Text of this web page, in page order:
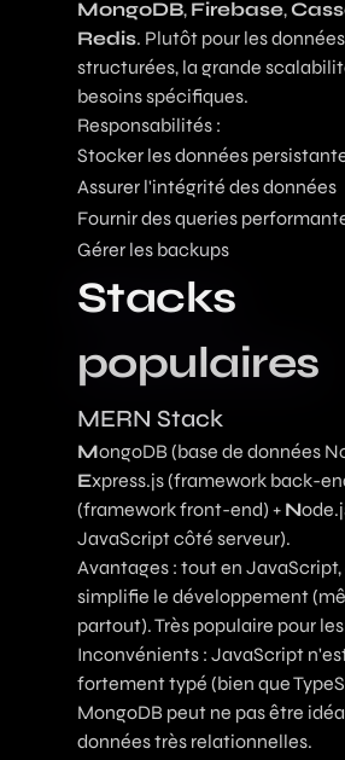
MongoDB, Firebase,
Redis. Plutôt pour les
structurées, la grande
besoins spécifiques.
Responsabilités :
Stocker les données
Assurer l'intégrité des données
Fournir des queries
Gérer les backups
Stacks
populaires
MERN Stack
MongoDB (base de données
Express.js (framework back-
(framework front-end) + N
JavaScript côté serveur).
Avantages : tout en JavaScript,
simplifie le développement
partout). Très populaire pour
Inconvénients : JavaScript
fortement typé (bien que
MongoDB peut ne pas être
données très relationnelles.